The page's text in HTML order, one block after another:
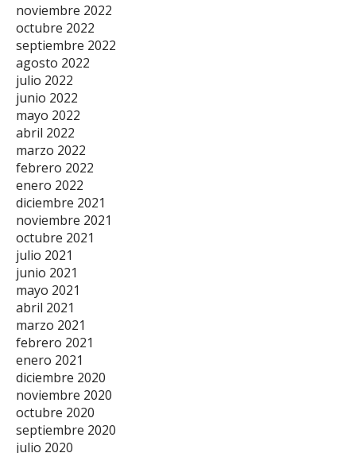
noviembre 2022
octubre 2022
septiembre 2022
agosto 2022
julio 2022
junio 2022
mayo 2022
abril 2022
marzo 2022
febrero 2022
enero 2022
diciembre 2021
noviembre 2021
octubre 2021
julio 2021
junio 2021
mayo 2021
abril 2021
marzo 2021
febrero 2021
enero 2021
diciembre 2020
noviembre 2020
octubre 2020
septiembre 2020
julio 2020